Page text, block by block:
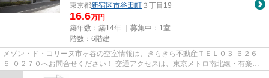
東京都新宿区市谷田町 ３丁目19
16.6万円
築年数：築14年 ｜募集中： 1室
階数：6階建
メゾン・ド・コリーヌ市ヶ谷の空室情報は、きらきら不動産ＴＥＬ０３-６２６
５-０２７０へお問合せください！ 交通アクセスは、東京メトロ南北線・有楽町
線 『市ヶ谷駅』まで徒歩5分...